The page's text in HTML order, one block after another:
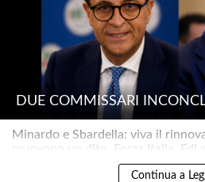
DUE COMMISSARI
Minardo e Sbardella: viva il
muovono un dito. Forza Italia, FdI
Continua a